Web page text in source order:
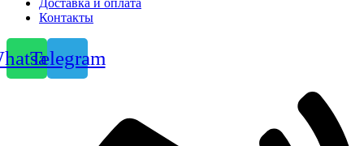
Контакты
Telegram